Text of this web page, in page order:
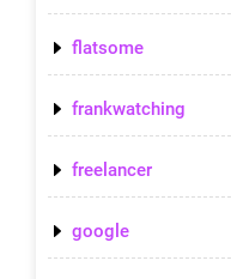
flatsome
frankwatching
freelancer
google